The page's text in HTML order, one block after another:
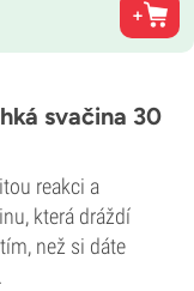
svačina 30
reakci a
která dráždí
než si dáte